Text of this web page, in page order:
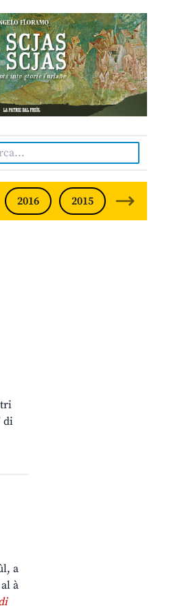
FRIULIAN
2016 2015 2014
di
a
à